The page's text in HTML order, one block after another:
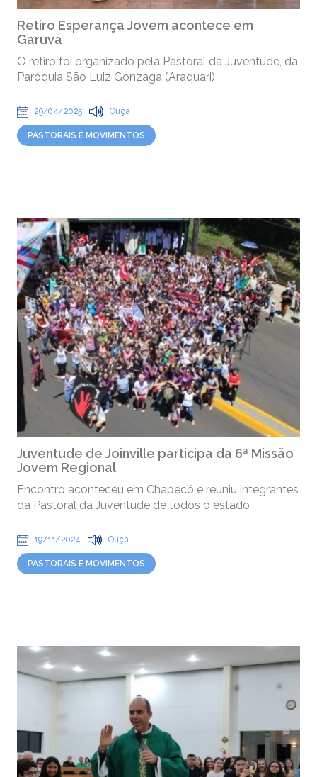
Retiro Esperança Jovem acontece em
Garuva
O retiro foi organizado pela Pastoral da Juventude, da
Paróquia São Luiz Gonzaga (Araquari)
29/04/2025 Ouça
PASTORAIS E MOVIMENTOS
Juventude de Joinville participa da 6ª Missão
Jovem Regional
Encontro aconteceu em Chapecó e reuniu integrantes
da Pastoral da Juventude de todos o estado
19/11/2024 Ouça
PASTORAIS E MOVIMENTOS